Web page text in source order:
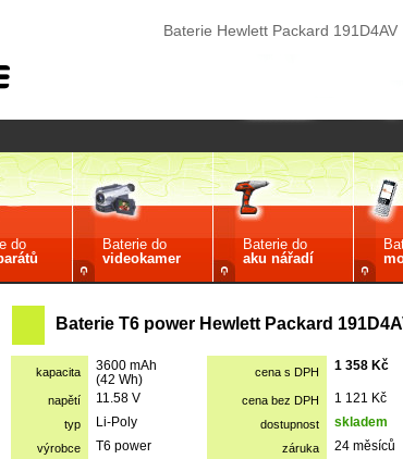
Baterie Hewlett Packard 191D4AV
do
Baterie do
videokamer
Baterie do
aku nářadí
Baterie T6 power Hewlett Packard
kapacita
3600 mAh
(42 Wh)
cena s DPH 1 358 Kč
napětí 11.58 V cena bez DPH 1 121 Kč
typ Li-Poly dostupnost skladem
výrobce T6 power záruka 24 měsíců